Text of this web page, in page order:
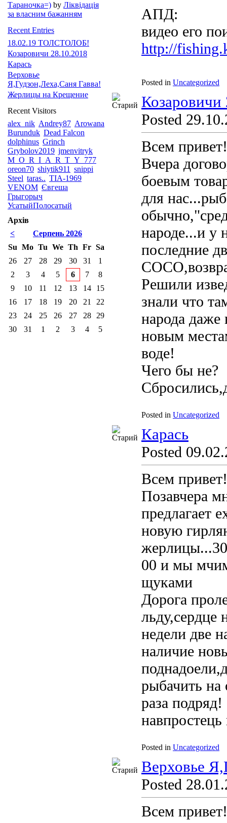
АПД:
видео его
http://
Posted in Uncategorized
Posted
Всем привет!
Вчера
боевым
для
народе...и у
последние
Решили
знали что
народа даже
новым
воде!
Чего бы не?
Posted in Uncategorized
Карась
Posted
Всем привет!
Позавчера
предлагает
новую
00 и мы
щуками
Дорога
льду,сердце
недели две
наличие
рыбачить на
раза
Posted in Uncategorized
Верховье
Posted
Всем привет!
Тараночка=) by Ліквідація
за власним бажанням
Recent Entries
18.02.19 ТОЛСТОЛОБ!
Козаровичи 28.10.2018
Карась
Верховье
Я,Гудзон,Леха,Саня Гавва!
Жерлицы на Крещение
Recent Visitors
alex_nik Andrey87 Arowana
Burunduk Dead Falcon
dolphinus Grinch
Grybolov2019 jmenvitryk
M_O_R_I_A_R_T_Y_777
oreon70 shiytik911 snippi
Steel taras.. TIA-1969
VENOM Євгеша
Грыгорыч
УсатыйПолосатый
Архів
<
Серпень 2026
Su Mo Tu We Th Fr Sa
26
27 28 29 30 31
1
2
3 4 5 6 7
8
9
10 11 12 13 14
15
16
17 18 19 20 21
22
23
24 25 26 27 28
29
30
31 1 2 3 4 5